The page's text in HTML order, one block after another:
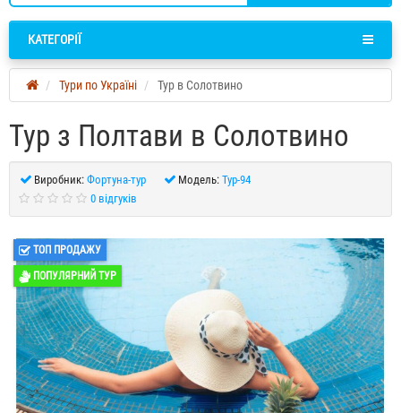
КАТЕГОРІЇ
Тури по Україні Тур в Солотвино
Тур з Полтави в Солотвино
Виробник: Фортуна-тур Модель: Тур-94
0 відгуків
ТОП ПРОДАЖУ
ПОПУЛЯРНИЙ ТУР